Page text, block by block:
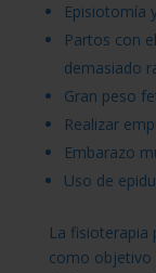
Episiotomía
Partos con
demasiado
Gran peso
Realizar
Embarazo
Uso de
La fisioterapia
como objetivo